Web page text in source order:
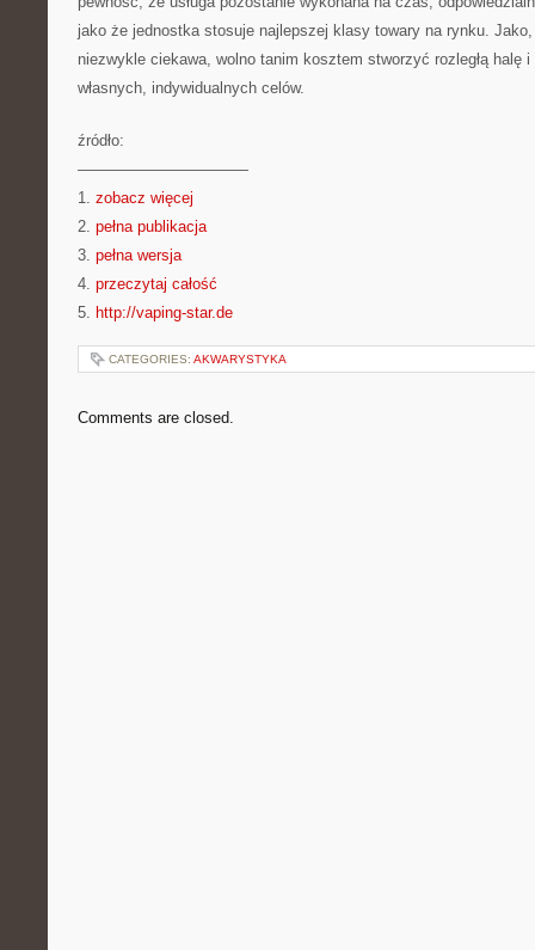
jako że jednostka stosuje najlepszej klasy towary na rynku.
niezwykle ciekawa, wolno tanim kosztem stworzyć rozległą halę
własnych, indywidualnych celów.
źródło:
———————————
1. zobacz więcej
2. pełna publikacja
3. pełna wersja
4. przeczytaj całość
5. http://vaping-star.de
CATEGORIES: AKWARYSTYKA
Comments are closed.